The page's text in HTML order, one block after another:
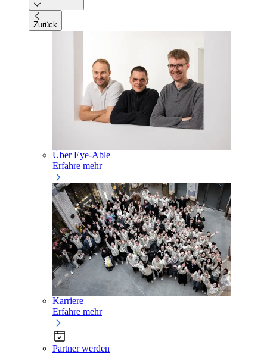
Zurück
Über Eye-Able
Erfahre mehr
Karriere
Erfahre mehr
Partner werden